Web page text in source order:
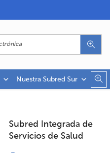
Nuestra Subred Sur
Subred Integrada de
Servicios de Salud